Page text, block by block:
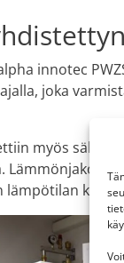
innotec
joka
myös
lämpötilan koko